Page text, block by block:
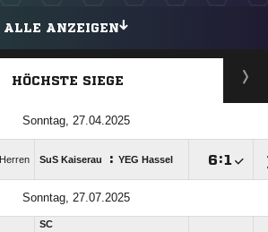
ALLE ANZEIGEN
HÖCHSTE SIEGE
Sonntag, 27.04.2025
Herren SuS Kaiserau : YEG Hassel :
Sonntag, 27.07.2025
SC